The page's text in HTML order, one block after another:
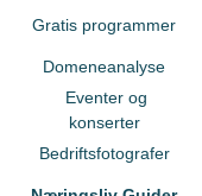
Gratis programmer
Domeneanalyse
Eventer og
konserter
Bedriftsfotografer